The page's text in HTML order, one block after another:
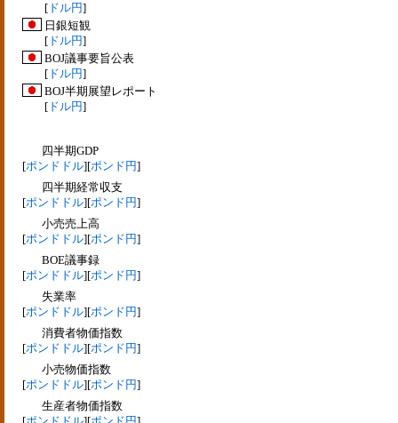
[ ドル円]
日銀短観
[ ドル円]
BOJ議事要旨公表
[ ドル円]
BOJ半期展望レポート
[ ドル円]
四半期GDP
[ポンドドル][ポンド円]
四半期経常収支
[ポンドドル][ポンド円]
小売売上高
[ポンドドル][ポンド円]
BOE議事録
[ポンドドル][ポンド円]
失業率
[ポンドドル][ポンド円]
消費者物価指数
[ポンドドル][ポンド円]
小売物価指数
[ポンドドル][ポンド円]
生産者物価指数